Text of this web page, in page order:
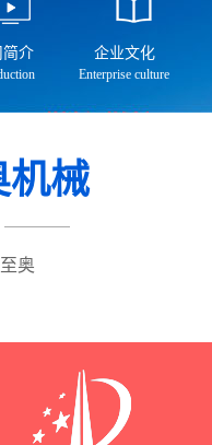
简介 企业文化
Enterprise culture
机械
奥